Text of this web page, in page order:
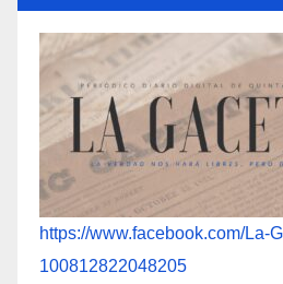
https://www.facebook.com/La-
100812822048205